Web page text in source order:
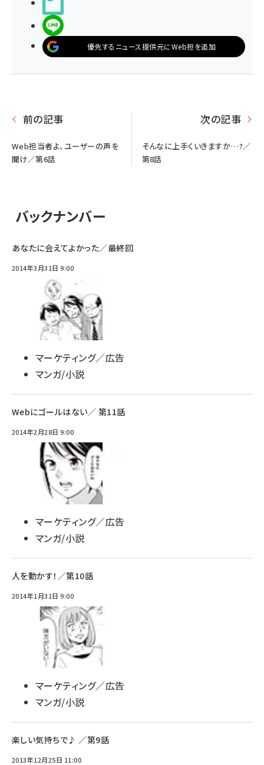
優先するニュース提供元にWeb担を追加
前の記事
Web担当者よ、ユーザーの声を
聞け／第6話
次の記事
そんなに上手くいきますか…?／
第8話
バックナンバー
あなたに会えてよかった／最終回
2014年3月31日 9:00
マーケティング／広告
マンガ/小説
Webにゴールはない／ 第11話
2014年2月28日 9:00
マーケティング／広告
マンガ/小説
人を動かす！／第10話
2014年1月31日 9:00
マーケティング／広告
マンガ/小説
楽しい気持ちで♪ ／第9話
2013年12月25日 11:00